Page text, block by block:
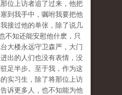
位上访者追了过来，他把
到我手中，嘱咐我要把他
接过他的单张，除了说几
不知还能安慰他什麽，只
大楼永远守卫森严，大门
出的人们也没有表情，没
足半步。至于我，作为这
实习生，除了将那位上访
诉更多人，也不知能为他